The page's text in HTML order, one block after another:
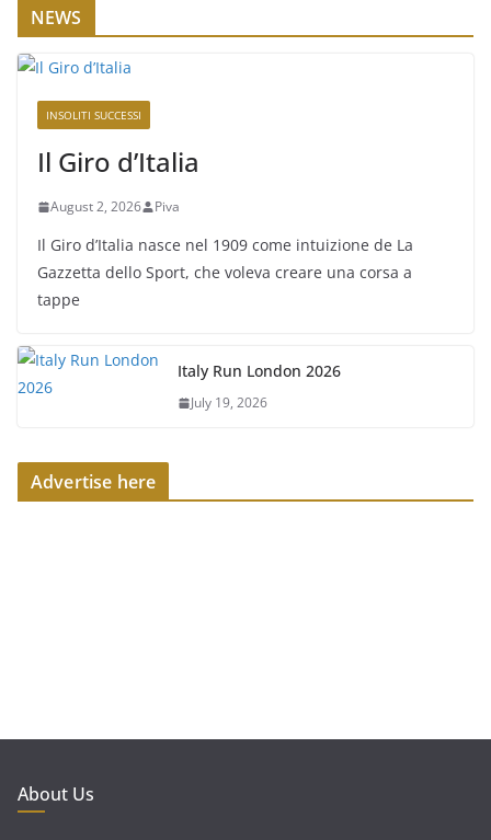
NEWS
INSOLITI SUCCESSI
Il Giro d’Italia
August 2, 2026 Piva
Il Giro d’Italia nasce nel 1909 come intuizione de La
Gazzetta dello Sport, che voleva creare una corsa a
tappe
Italy Run London 2026
July 19, 2026
Advertise here
About Us